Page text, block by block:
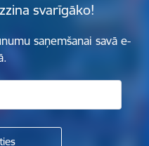
svarīgāko!
saņemšanai savā e-